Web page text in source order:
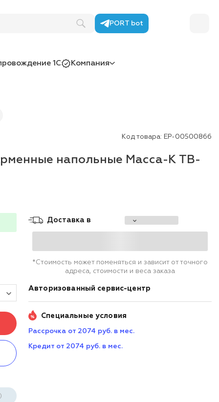
PORT bot
1С Компания
Код товара: ЕР-00500866
напольные Масса-К TB-
Доставка в
*Стоимость может поменяться и зависит от точного
адреса, стоимости и веса заказа
Авторизованный сервис-центр
Специальные условия
Рассрочка от 2074 руб. в мес.
Кредит от 2074 руб. в мес.